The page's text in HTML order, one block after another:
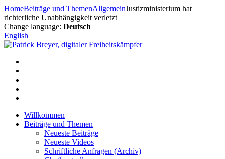
Zum
Inhalt
springen
HomeBeiträge und ThemenAllgemeinJustizministerium hat
richterliche Unabhängigkeit verletzt
Change language: Deutsch
English
Willkommen
Beiträge und Themen
Neueste Beiträge
Neueste Videos
Schriftliche Anfragen (Archiv)